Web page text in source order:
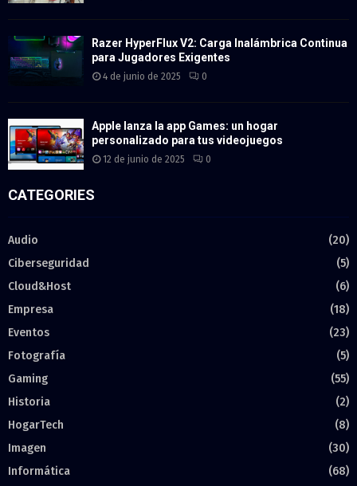
Razer HyperFlux V2: Carga Inalámbrica Continua
para Jugadores Exigentes
4 de junio de 2025 0
Apple lanza la app Games: un hogar
personalizado para tus videojuegos
12 de junio de 2025 0
CATEGORIES
Audio
(20)
Ciberseguridad
(5)
Cloud&Host
(6)
Empresa
(18)
Eventos
(23)
Fotografía
(5)
Gaming
(55)
Historia
(2)
HogarTech
(8)
Imagen
(30)
Informática
(68)